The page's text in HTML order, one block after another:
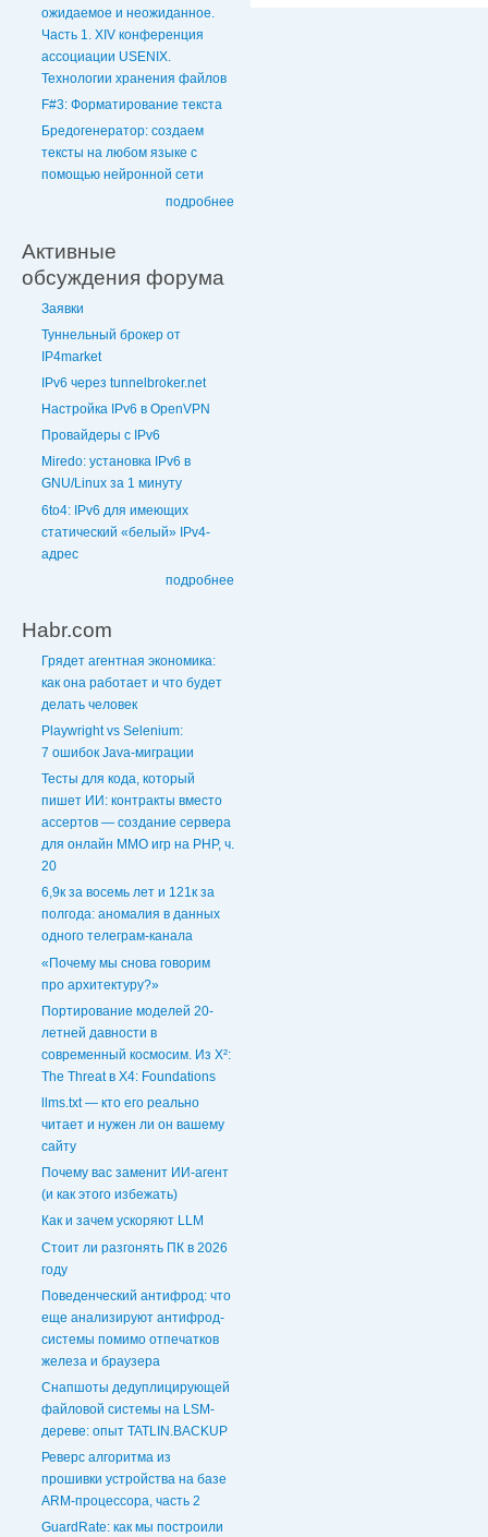
ожидаемое и неожиданное.
Часть 1. XIV конференция
ассоциации USENIX.
Технологии хранения файлов
F#3: Форматирование текста
Бредогенератор: создаем
тексты на любом языке с
помощью нейронной сети
подробнее
Активные
обсуждения форума
Заявки
Туннельный брокер от
IP4market
IPv6 через tunnelbroker.net
Настройка IPv6 в OpenVPN
Провайдеры с IPv6
Miredo: установка IPv6 в
GNU/Linux за 1 минуту
6to4: IPv6 для имеющих
статический «белый» IPv4-
адрес
подробнее
Habr.com
Грядет агентная экономика:
как она работает и что будет
делать человек
Playwright vs Selenium:
7 ошибок Java‑миграции
Тесты для кода, который
пишет ИИ: контракты вместо
ассертов — создание сервера
для онлайн ММО игр на PHP, ч.
20
6,9к за восемь лет и 121к за
полгода: аномалия в данных
одного телеграм-канала
«Почему мы снова говорим
про архитектуру?»
Портирование моделей 20-
летней давности в
современный космосим. Из X²:
The Threat в X4: Foundations
llms.txt — кто его реально
читает и нужен ли он вашему
сайту
Почему вас заменит ИИ-агент
(и как этого избежать)
Как и зачем ускоряют LLM
Стоит ли разгонять ПК в 2026
году
Поведенческий антифрод: что
еще анализируют антифрод-
системы помимо отпечатков
железа и браузера
Снапшоты дедуплицирующей
файловой системы на LSM-
дереве: опыт TATLIN.BACKUP
Реверс алгоритма из
прошивки устройства на базе
ARM-процессора, часть 2
GuardRate: как мы построили